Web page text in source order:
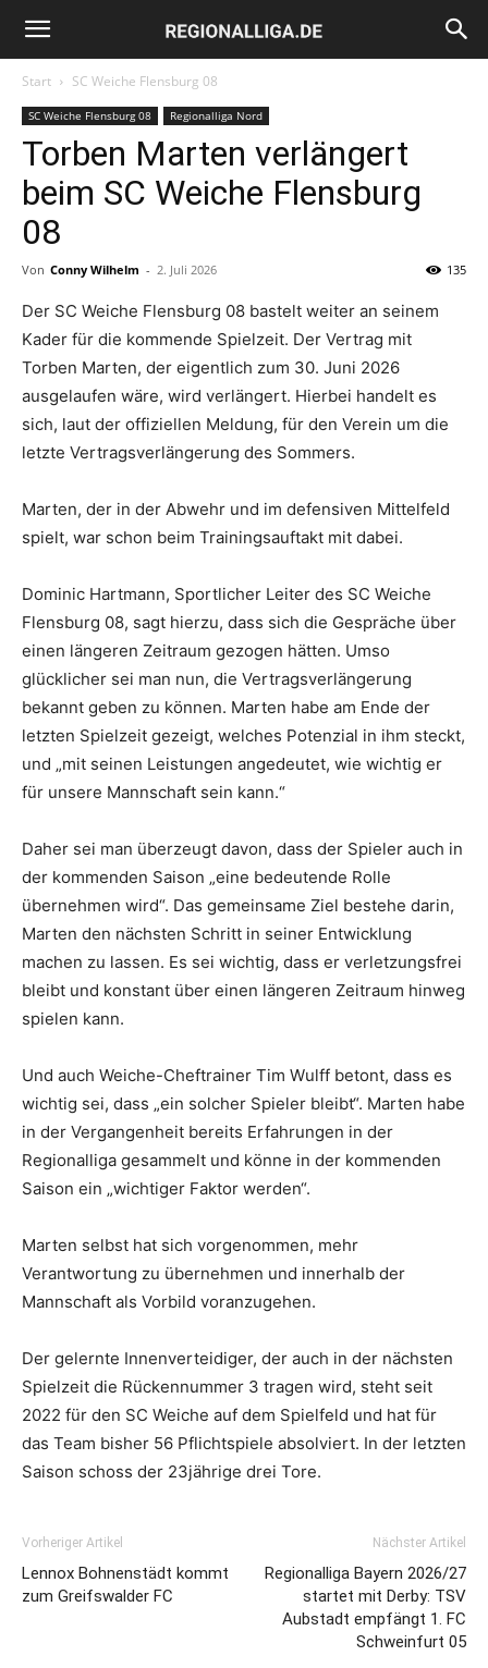
Regionalliga.de
Start SC Weiche Flensburg 08
SC Weiche Flensburg 08 Regionalliga Nord
Torben Marten verlängert
beim SC Weiche Flensburg
08
Von Conny Wilhelm - 2. Juli 2026 135
Der SC Weiche Flensburg 08 bastelt weiter an seinem
Kader für die kommende Spielzeit. Der Vertrag mit
Torben Marten, der eigentlich zum 30. Juni 2026
ausgelaufen wäre, wird verlängert. Hierbei handelt es
sich, laut der offiziellen Meldung, für den Verein um die
letzte Vertragsverlängerung des Sommers.
Marten, der in der Abwehr und im defensiven Mittelfeld
spielt, war schon beim Trainingsauftakt mit dabei.
Dominic Hartmann, Sportlicher Leiter des SC Weiche
Flensburg 08, sagt hierzu, dass sich die Gespräche über
einen längeren Zeitraum gezogen hätten. Umso
glücklicher sei man nun, die Vertragsverlängerung
bekannt geben zu können. Marten habe am Ende der
letzten Spielzeit gezeigt, welches Potenzial in ihm steckt,
und „mit seinen Leistungen angedeutet, wie wichtig er
für unsere Mannschaft sein kann.“
Daher sei man überzeugt davon, dass der Spieler auch in
der kommenden Saison „eine bedeutende Rolle
übernehmen wird“. Das gemeinsame Ziel bestehe darin,
Marten den nächsten Schritt in seiner Entwicklung
machen zu lassen. Es sei wichtig, dass er verletzungsfrei
bleibt und konstant über einen längeren Zeitraum hinweg
spielen kann.
Und auch Weiche-Cheftrainer Tim Wulff betont, dass es
wichtig sei, dass „ein solcher Spieler bleibt“. Marten habe
in der Vergangenheit bereits Erfahrungen in der
Regionalliga gesammelt und könne in der kommenden
Saison ein „wichtiger Faktor werden“.
Marten selbst hat sich vorgenommen, mehr
Verantwortung zu übernehmen und innerhalb der
Mannschaft als Vorbild voranzugehen.
Der gelernte Innenverteidiger, der auch in der nächsten
Spielzeit die Rückennummer 3 tragen wird, steht seit
2022 für den SC Weiche auf dem Spielfeld und hat für
das Team bisher 56 Pflichtspiele absolviert. In der letzten
Saison schoss der 23jährige drei Tore.
Vorheriger Artikel
Lennox Bohnenstädt kommt
zum Greifswalder FC
Nächster Artikel
Regionalliga Bayern 2026/27
startet mit Derby: TSV
Aubstadt empfängt 1. FC
Schweinfurt 05